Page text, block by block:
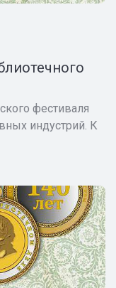
фестиваля
индустрий. К